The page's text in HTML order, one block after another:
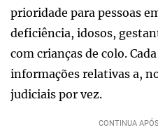
prioridade para pessoas
deficiência, idosos,
com crianças de colo.
informações relativas a,
judiciais por vez.